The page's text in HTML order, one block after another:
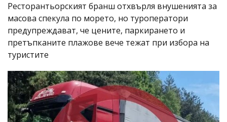
Ресторантьорският бранш отхвърля внушенията за
масова спекула по морето, но туроператори
предупреждават, че цените, паркирането и
претъпканите плажове вече тежат при избора на
туристите